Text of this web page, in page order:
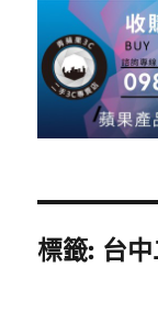
標籤: 台